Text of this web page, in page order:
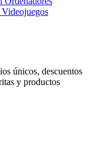
Videojuegos
únicos, descuentos
y productos